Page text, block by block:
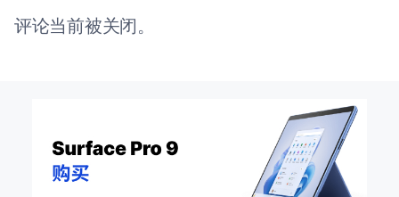
评论当前被关闭。